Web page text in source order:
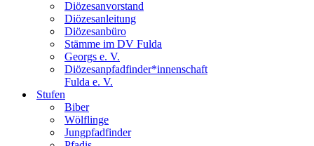
Diözesanvorstand
Diözesanleitung
Diözesanbüro
Stämme im DV Fulda
Georgs e. V.
Diözesanpfadfinder*innenschaft
Fulda e. V.
Stufen
Biber
Wölflinge
Jungpfadfinder